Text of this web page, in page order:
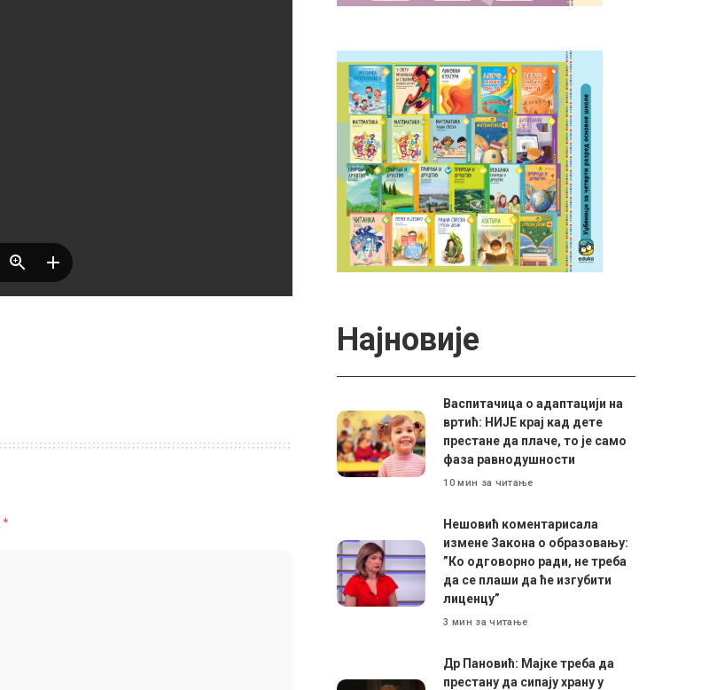
*
Најновије
Васпитачица о адаптацији на
вртић: НИЈЕ крај кад дете
престане да плаче, то је само
фаза равнодушности
10 мин за читање
Нешовић коментарисала
измене Закона о образовању:
”Ко одговорно ради, не треба
да се плаши да ће изгубити
лиценцу”
3 мин за читање
Др Пановић: Мајке треба да
престану да сипају храну у